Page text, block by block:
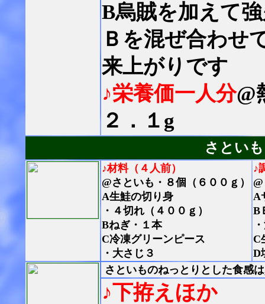
B烏賊を加えて
Ｂを混ぜ合わせ
来上がりです
♪栄養価一人分@
２．１g
さとい
♪材料（４人前）
@さといも・８個（６００ｇ）
A生鮭の切り身
・４切れ（４００ｇ）
Bねぎ・１本
C冷凍グリーンピース
・大さじ３
♪
A
B
C
D
さといものねっとりとした食感
♪下拵えほか